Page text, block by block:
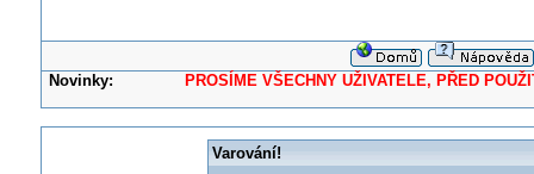
Novinky: PROSÍME VŠECHNY UŽIVATELE, PŘED
Varování!